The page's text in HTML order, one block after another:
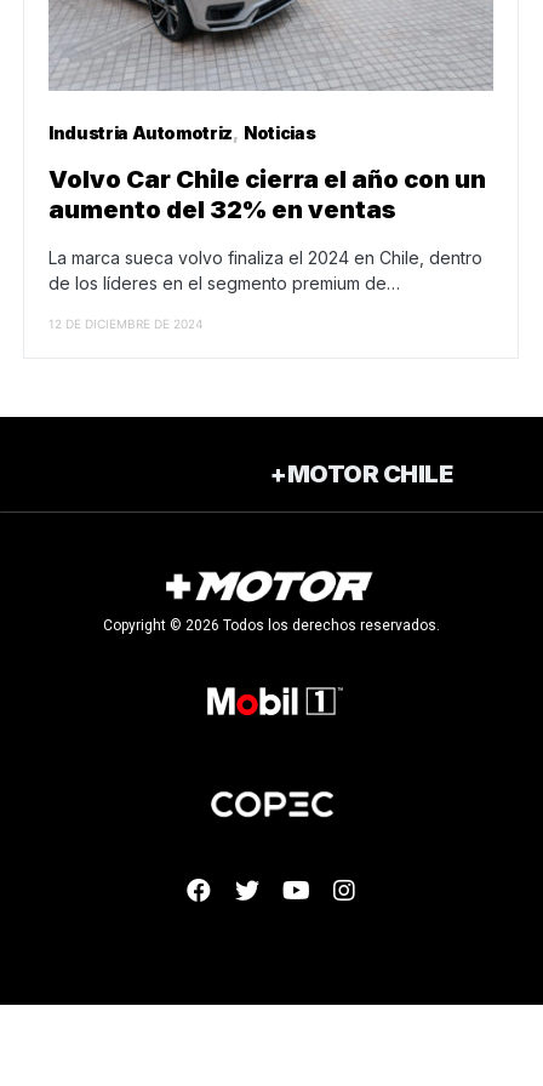
Industria Automotriz Noticias
Volvo Car Chile cierra el año con un
aumento del 32% en ventas
La marca sueca volvo finaliza el 2024 en Chile, dentro
de los líderes en el segmento premium de…
12 DE DICIEMBRE DE 2024
+MOTOR CHILE
Copyright © 2026 Todos los derechos reservados.